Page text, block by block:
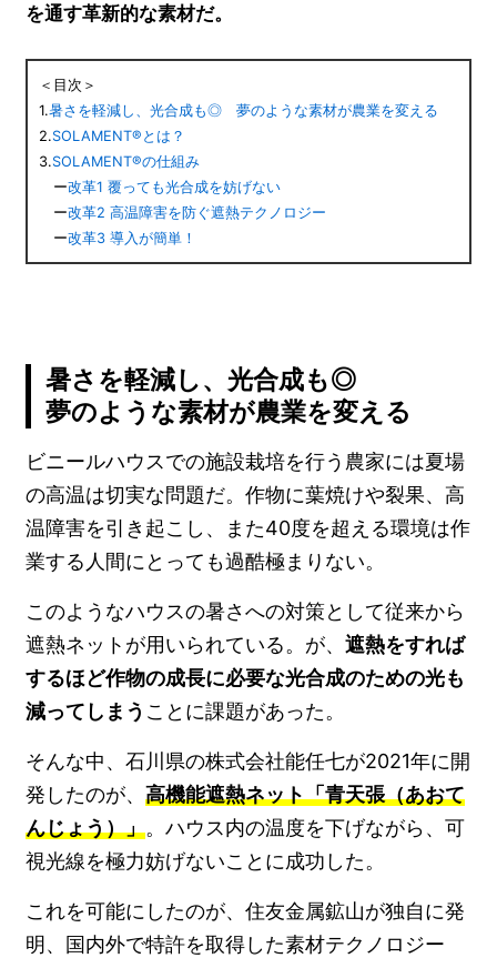
を通す革新的な素材だ。
＜目次＞
1.暑さを軽減し、光合成も◎ 夢のような素材が農業を変える
2.SOLAMENT®とは？
3.SOLAMENT®の仕組み
ー改革1 覆っても光合成を妨げない
ー改革2 高温障害を防ぐ遮熱テクノロジー
ー改革3 導入が簡単！
暑さを軽減し、光合成も◎
夢のような素材が農業を変える
ビニールハウスでの施設栽培を行う農家には夏場
の高温は切実な問題だ。作物に葉焼けや裂果、高
温障害を引き起こし、また40度を超える環境は作
業する人間にとっても過酷極まりない。
このようなハウスの暑さへの対策として従来から
遮熱ネットが用いられている。が、遮熱をすれば
するほど作物の成長に必要な光合成のための光も
減ってしまう ことに課題があった。
そんな中、石川県の株式会社能任七が2021年に開
発したのが、高機能遮熱ネット「青天張（あおて
んじょう）」。ハウス内の温度を下げながら、可
視光線を極力妨げないことに成功した。
これを可能にしたのが、住友金属鉱山が独自に発
明、国内外で特許を取得した素材テクノロジー